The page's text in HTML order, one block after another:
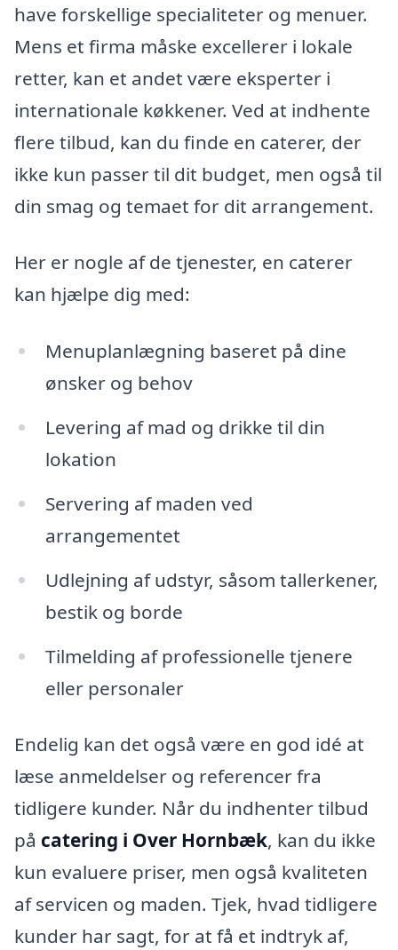
have forskellige specialiteter og menuer.
Mens et firma måske excellerer i lokale
retter, kan et andet være eksperter i
internationale køkkener. Ved at indhente
flere tilbud, kan du finde en caterer, der
ikke kun passer til dit budget, men også til
din smag og temaet for dit arrangement.
Her er nogle af de tjenester, en caterer
kan hjælpe dig med:
Menuplanlægning baseret på dine
ønsker og behov
Levering af mad og drikke til din
lokation
Servering af maden ved
arrangementet
Udlejning af udstyr, såsom tallerkener,
bestik og borde
Tilmelding af professionelle tjenere
eller personaler
Endelig kan det også være en god idé at
læse anmeldelser og referencer fra
tidligere kunder. Når du indhenter tilbud
på catering i Over Hornbæk, kan du ikke
kun evaluere priser, men også kvaliteten
af servicen og maden. Tjek, hvad tidligere
kunder har sagt, for at få et indtryk af,